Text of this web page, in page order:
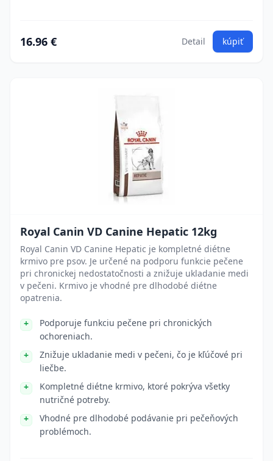
16.96 € Detail kúpiť
Royal Canin VD Canine Hepatic 12kg
Royal Canin VD Canine Hepatic je kompletné diétne
krmivo pre psov. Je určené na podporu funkcie pečene
pri chronickej nedostatočnosti a znižuje ukladanie medi
v pečeni. Krmivo je vhodné pre dlhodobé diétne
opatrenia.
Podporuje funkciu pečene pri chronických
ochoreniach.
Znižuje ukladanie medi v pečeni, čo je kľúčové pri
liečbe.
Kompletné diétne krmivo, ktoré pokrýva všetky
nutričné potreby.
Vhodné pre dlhodobé podávanie pri pečeňových
problémoch.